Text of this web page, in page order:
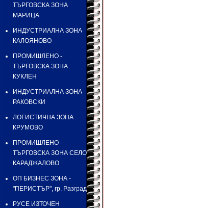
ТЪРГОВСКА ЗОНА
МАРИЦА
ИНДУСТРИАЛНА ЗОНА
КАЛОЯНОВО
ПРОМИШЛЕНО -
ТЪРГОВСКА ЗОНА
КУКЛЕН
ИНДУСТРИАЛНА ЗОНА
РАКОВСКИ
ЛОГИСТИЧНА ЗОНА
КРУМОВО
ПРОМИШЛЕНО -
ТЪРГОВСКА ЗОНА СЕЛО
КАРАДЖАЛОВО
ОП БИЗНЕС ЗОНА -
"ПЕРИСТЪР", гр. Разград
РУСЕ ИЗТОЧЕН